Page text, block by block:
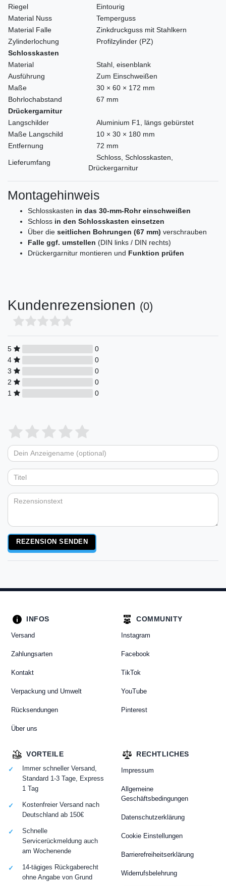
Riegel
Eintourig
Material Nuss
Temperguss
Material Falle
Zinkdruckguss mit Stahlkern
Zylinderlochung
Profilzylinder (PZ)
Schlosskasten
Material
Stahl, eisenblank
Ausführung
Zum Einschweißen
Maße
30 × 60 × 172 mm
Bohrlochabstand
67 mm
Drückergarnitur
Langschilder
Aluminium F1, längs gebürstet
Maße Langschild
10 × 30 × 180 mm
Entfernung
72 mm
Lieferumfang
Schloss, Schlosskasten,
Drückergarnitur
Montagehinweis
Schlosskasten in das 30-mm-Rohr einschweißen
Schloss in den Schlosskasten einsetzen
Über die seitlichen Bohrungen (67 mm) verschrauben
Falle ggf. umstellen (DIN links / DIN rechts)
Drückergarnitur montieren und Funktion prüfen
Kundenrezensionen (0)
5
0
4
0
3
0
2
0
1
0
Bewertungssterne
von
5
Bewertungssternen
4
von
5
Bewertungssternen
3
von
5
Bewertungssternen
2
von
5
Bewertungssternen
1
von
5
Bewertungssternen
Anzeigename
(optional)
REZENSION SENDEN
INFOS
Versand
Zahlungsarten
Kontakt
Verpackung und Umwelt
Rücksendungen
Über uns
COMMUNITY
Instagram
Facebook
TikTok
YouTube
Pinterest
RECHTLICHES
Impressum
Allgemeine
Geschäftsbedingungen
Datenschutzerklärung
Cookie Einstellungen
Barrierefreiheitserklärung
Widerrufsbelehrung
VORTEILE
Immer schneller Versand,
Standard 1-3 Tage, Express
1 Tag
Kostenfreier Versand nach
Deutschland ab 150€
Schnelle
Servicerückmeldung auch
am Wochenende
14-tägiges Rückgaberecht
ohne Angabe von Grund